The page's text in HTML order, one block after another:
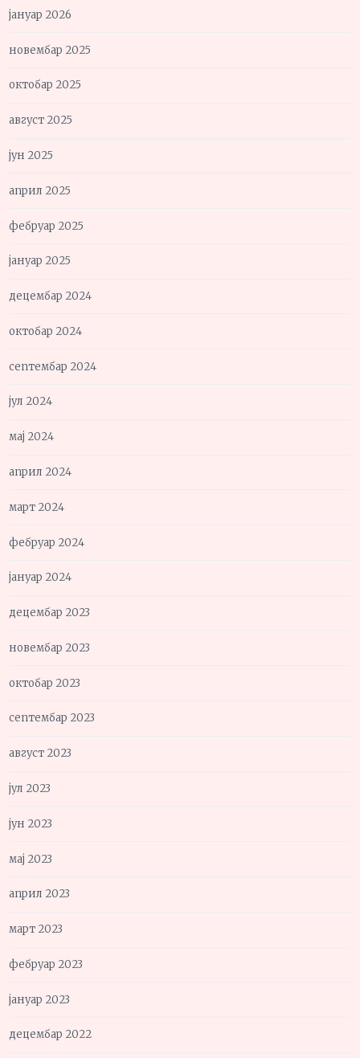
јануар 2026
новембар 2025
октобар 2025
август 2025
јун 2025
април 2025
фебруар 2025
јануар 2025
децембар 2024
октобар 2024
септембар 2024
јул 2024
мај 2024
април 2024
март 2024
фебруар 2024
јануар 2024
децембар 2023
новембар 2023
октобар 2023
септембар 2023
август 2023
јул 2023
јун 2023
мај 2023
април 2023
март 2023
фебруар 2023
јануар 2023
децембар 2022